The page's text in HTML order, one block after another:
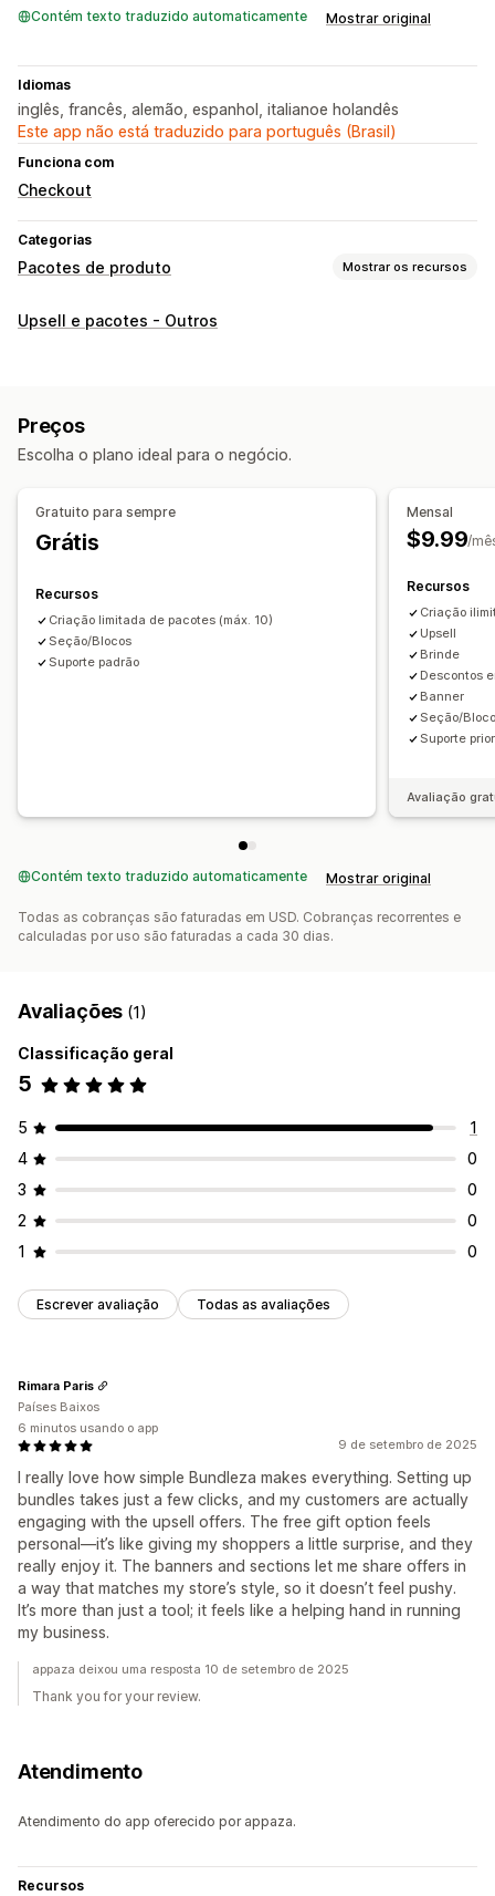
Contém texto traduzido automaticamente Mostrar original
Idiomas
inglês, francês, alemão, espanhol, italianoe holandês
Este app não está traduzido para português (Brasil)
Funciona com
Checkout
Categorias
Pacotes de produto Mostrar os recursos
Tipos de pacotes
Pacotes de cross-sell
Preços fixos
Descontos fixos
Upsell e pacotes - Outros
Preços
Escolha o plano ideal para o negócio.
Gratuito para sempre
Grátis
Recursos
Criação limitada de pacotes (máx. 10)
Seção/Blocos
Suporte padrão
Mensal
$9.99/
Recursos
Criação
Upsell
Brinde
Descontos
Banner
Seção/
Suporte
Avaliação
Contém texto traduzido automaticamente Mostrar original
Todas as cobranças são faturadas em USD. Cobranças recorrentes e
calculadas por uso são faturadas a cada 30 dias.
Avaliações (1)
Classificação geral
5
5
1
4
0
3
0
2
0
1
0
Escrever avaliação Todas as avaliações
9 de setembro de 2025
I really love how simple Bundleza makes everything. Setting up
bundles takes just a few clicks, and my customers are actually
engaging with the upsell offers. The free gift option feels
personal—it’s like giving my shoppers a little surprise, and they
really enjoy it. The banners and sections let me share offers in
a way that matches my store’s style, so it doesn’t feel pushy.
It’s more than just a tool; it feels like a helping hand in running
my business.
Rimara Paris
Países Baixos
6 minutos usando o app
appaza deixou uma resposta 10 de setembro de 2025
Thank you for your review.
Atendimento
Atendimento do app oferecido por appaza.
Recursos